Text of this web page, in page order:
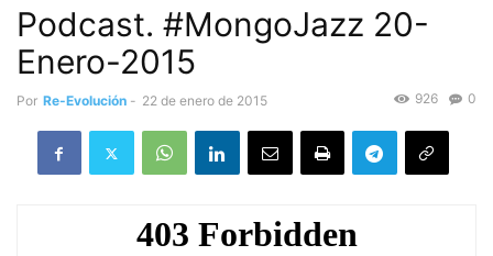
Podcast. #MongoJazz 20-
Enero-2015
Por Re-Evolución - 22 de enero de 2015 0
926